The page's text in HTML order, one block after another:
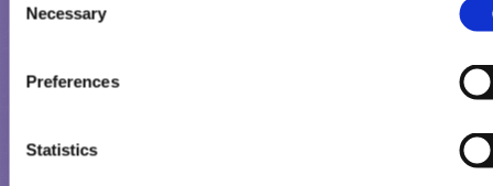
Selection
Necessary
Preferences
Statistics
Conținut și descărcări
Froneri Ice Cream România a acordat o atenţie deosebită creării
informațiile și descărcările sunt complete, exacte și actualizate.
Dacă utilizați date, informații și descărcaţi sau salvaţi fişiere (de